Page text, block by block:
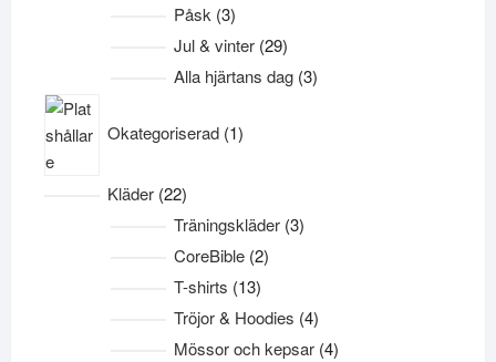
Påsk 33
produkter
Jul & vinter 2929
produkter
Alla hjärtans dag 33
Okategoriserad 1produkt
Kläder 2222
produkter
Träningskläder 33
CoreBible 22
T-shirts 1313
produkter
Tröjor & Hoodies 44
produkter
Mössor och kepsar 44